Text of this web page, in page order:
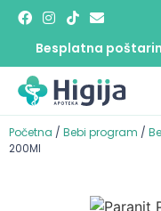
Besplatna
Početna / Bebi program /
200Ml